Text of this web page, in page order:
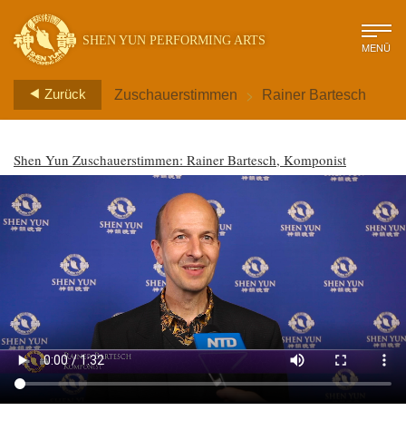
SHEN YUN PERFORMING ARTS MENÜ
Zurück Zuschauerstimmen > Rainer Bartesch
Shen Yun Zuschauerstimmen: Rainer Bartesch, Komponist